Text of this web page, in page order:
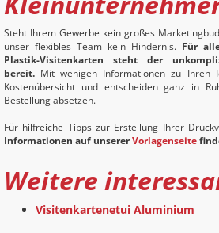
Steht Ihrem Gewerbe kein großes
unser flexibles Team kein Hindernis. Für
Plastik-Visitenkarten steht der
bereit. Mit wenigen Informationen zu Ihren
Kostenübersicht und entscheiden ganz in
Bestellung absetzen.
Für hilfreiche Tipps zur Erstellung Ihrer
Informationen auf unsererVorlagenseite
Weitere
Visitenkartenetui Aluminium